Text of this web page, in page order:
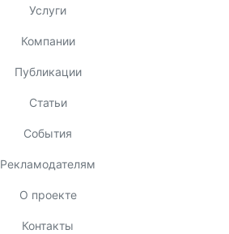
Услуги
Компании
Публикации
Статьи
События
Рекламодателям
О проекте
Контакты